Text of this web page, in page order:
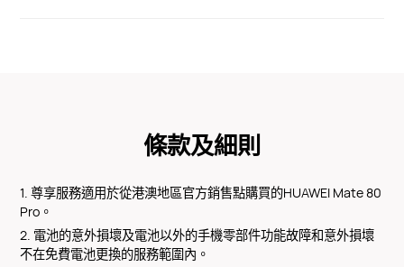
條款及細則
1. 尊享服務適用於從港澳地區官方銷售點購買的HUAWEI Mate 80
Pro。
2. 電池的意外損壞及電池以外的手機零部件功能故障和意外損壞
不在免費電池更換的服務範圍內。